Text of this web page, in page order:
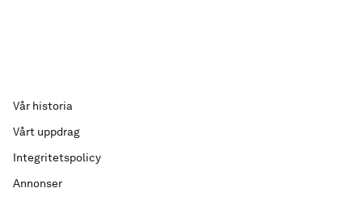
Vår historia
Vårt uppdrag
Integritetspolicy
Annonser